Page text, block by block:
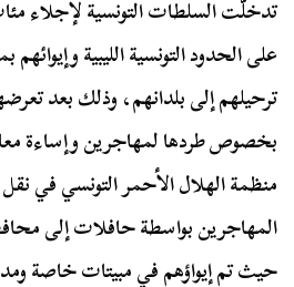
تدخلّت السلطات التونسية لإجلاء
على الحدود التونسية الليبية
ترحيلهم إلى بلدانهم، وذلك بعد
بخصوص طردها لمهاجرين وإساءة
منظمة الهلال الأحمر التونسي في
المهاجرين بواسطة حافلات إلى
حيث تم إيواؤهم في مبيتات خاصة